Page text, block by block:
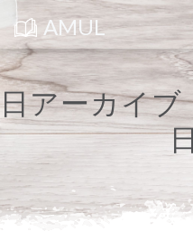
AMUL
日アーカイ